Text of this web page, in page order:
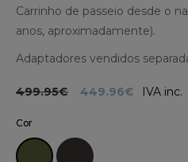
Carrinho de passeio desde o
anos, aproximadamente).
Adaptadores vendidos
499.95€ 449.96€ IVA inc.
Cor